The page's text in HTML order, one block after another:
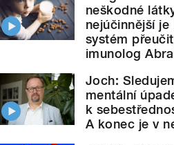
neškodné
nejúčinnější je
systém
imunolog
Joch:
mentální
k
A konec je v